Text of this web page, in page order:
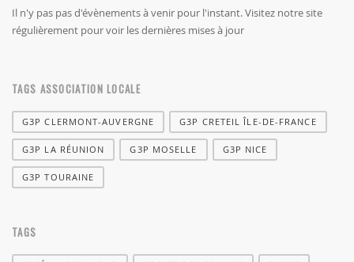
Il n'y pas pas d'évènements à venir pour l'instant. Visitez notre site
régulièrement pour voir les dernières mises à jour
TAGS ASSOCIATION LOCALE
G3P CLERMONT-AUVERGNE G3P CRETEIL ÎLE-DE-FRANCE
G3P LA RÉUNION G3P MOSELLE G3P NICE
G3P TOURAINE
TAGS